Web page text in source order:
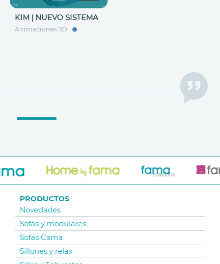
KIM | NUEVO SISTEMA
Animaciones 3D
PRODUCTOS
Novedades
Sofás y modulares
Sofás Cama
Sillones y relax